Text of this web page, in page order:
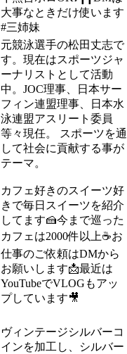
大事なときだけ使います
#三姉妹
元競泳選手の松田丈志で
す。現在はスポーツジャ
ーナリストとして活動
中。JOC理事、日本サー
フィン連盟理事、日本水
泳連盟アスリート委員
等々現任。 スポーツを通
して社会に貢献する事が
テーマ。
カフェ好きのスイーツ好
きで毎日スイーツを紹介
してます🍰今まで巡った
カフェは2000件以上☕️お
仕事のご依頼はDMから
お願いします📩最近は
YouTubeでVLOGもアッ
プしています🎥
ヴィンテージシルバーコ
インを加工し、シルバー